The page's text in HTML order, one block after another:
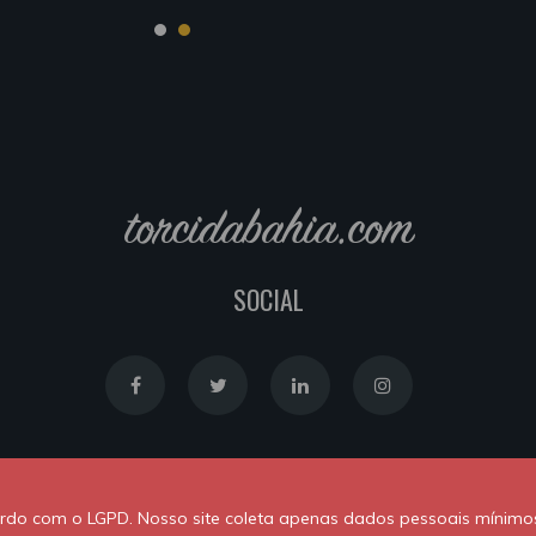
torcidabahia.com
SOCIAL
com o LGPD. Nosso site coleta apenas dados pessoais